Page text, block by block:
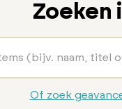
Zoeken
Of zoek